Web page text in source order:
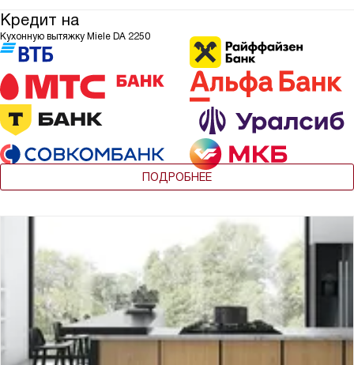
Кредит на
Кухонную вытяжку Miele DA 2250
ПОДРОБНЕЕ